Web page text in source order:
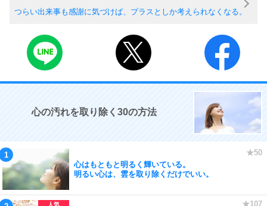
つらい出来事も感謝に気づけば、プラスとしか考えられなくなる。
心の汚れを取り除く30の方法
心はもともと明るく輝いている。
明るい心は、雲を取り除くだけでいい。